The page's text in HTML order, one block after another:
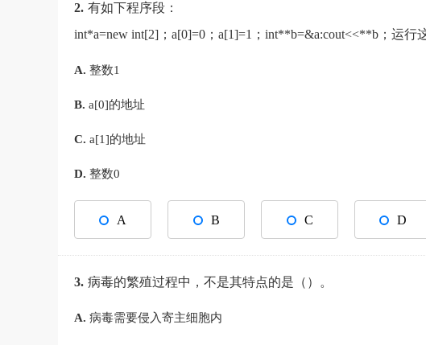
2. 有如下程序段：
int*a=new int[2]；a[0]=0；a[1]=1；int**b=&a:cout<<**b；运行
A. 整数1
B. a[0]的地址
C. a[1]的地址
D. 整数0
A B C D
3. 病毒的繁殖过程中，不是其特点的是（）。
A. 病毒需要侵入寄主细胞内